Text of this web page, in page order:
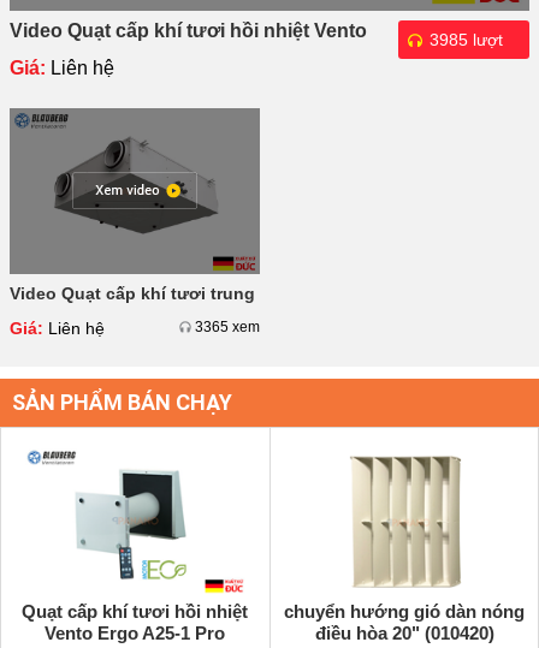
3985 lượt
Video Quạt cấp khí tươi hồi nhiệt Vento
Giá: Liên hệ
Video Quạt cấp khí tươi trung
3365 xem
Giá: Liên hệ
SẢN PHẨM BÁN CHẠY
Quạt cấp khí tươi hồi nhiệt
Vento Ergo A25-1 Pro
chuyển hướng gió dàn nóng
điều hòa 20" (010420)